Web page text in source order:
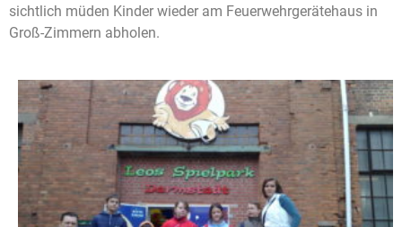
sichtlich müden Kinder wieder am Feuerwehrgerätehaus in
Groß-Zimmern abholen.